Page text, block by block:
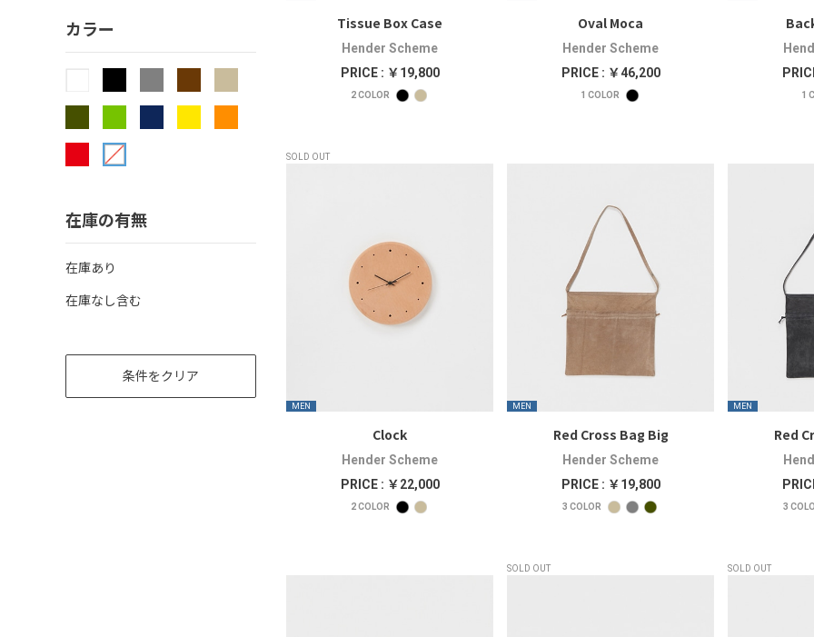
カラー
在庫の有無
在庫あり
在庫なし含む
条件をクリア
Tissue Box Case
Hender Scheme
PRICE : ￥19,800
2COLOR
Oval Moca
Hender Scheme
PRICE : ￥46,200
1 COLOR 1
SOLD OUT
MEN
Clock
Hender Scheme
PRICE : ￥22,000
2COLOR
MEN
Red Cross Bag Big
Hender Scheme
PRICE : ￥19,800
3 COLOR
MEN
Red
3
SOLD OUT SOLD OUT